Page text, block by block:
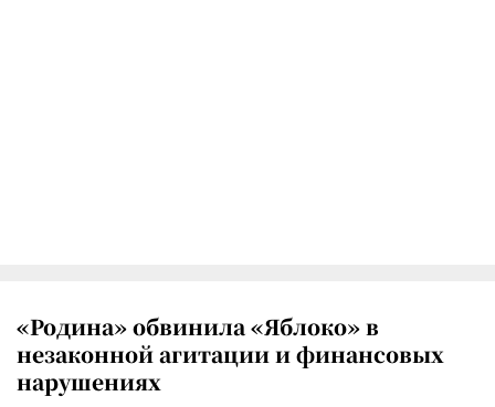
«Родина» обвинила «Яблоко» в
незаконной агитации и финансовых
нарушениях